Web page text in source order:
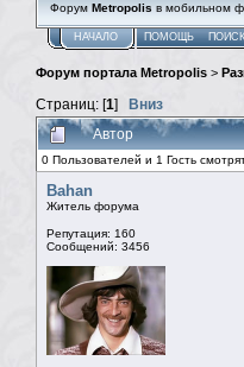
Форум Metropolis в мобильном
НАЧАЛО ПОМОЩЬ ПОИСК
Форум портала Metropolis >
Страниц: [1] Вниз
Автор
0 Пользователей и 1 Гость
Bahan
Житель форума
Репутация: 160
Сообщений: 3456